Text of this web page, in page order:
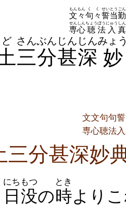
文々
もんもん
句々
くく
誓
せい
当勤
とうごん
専心
せんしん
聴
ちょう
法
ぼう
入
にゅう し
ど
三分
さんぶん
甚深
じんじん
妙
みょ
文文句句
専心聴法
分甚深妙
日没
にちもつ
の時
とき
より